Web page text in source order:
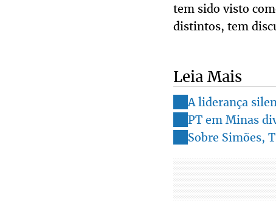
tem sido visto
distintos, tem
Leia Mais
A liderança
PT em Minas
Sobre Simões,